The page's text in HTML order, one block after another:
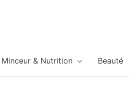
Minceur & Nutrition Beauté